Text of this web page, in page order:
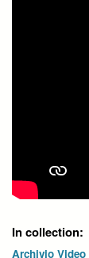
In collection:
Archivio Video